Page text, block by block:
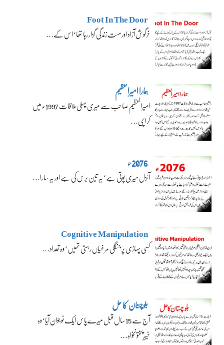
Foot In The Door
خرگوش آزاد اور مست زندگی گزار رہا تھا‘ اس کے…
ہمارا امیرالعظیم
امیرالعظیم صاحب سے میری پہلی ملاقات 1997ء میں
کراچی…
2076ء
آئزل میری پوتی ہے‘ یہ تین برس کی ہے اور یہ سارا…
Cognitive Manipulation
کسی پہاڑی پر جنگلی مرغیاں رہتی تھیں‘ وہ تعداد…
بلوچستان کا حل
آج سے 15 سال قبل میرے پاس ایک نوجوان آیا‘ وہ
خیبرپختونخواہ…